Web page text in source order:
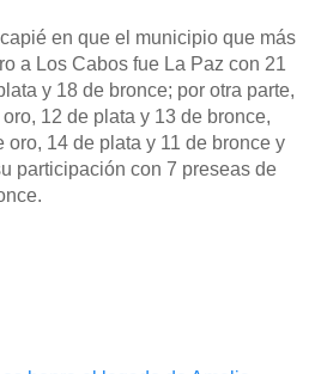
en que el municipio que más
a Los Cabos fue La Paz con 21
y 18 de bronce; por otra parte,
12 de plata y 13 de bronce,
14 de plata y 11 de bronce y
participación con 7 preseas de